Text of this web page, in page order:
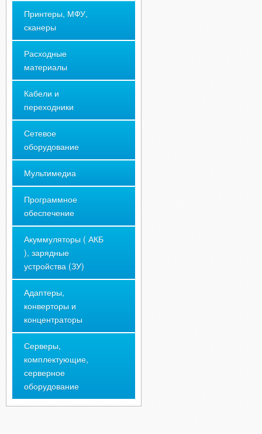
Принтеры, МФУ,
сканеры
Расходные
материалы
Кабели и
переходники
Сетевое
оборудование
Мультимедиа
Программное
обеспечение
Акуммуляторы ( АКБ
), зарядные
устройства (ЗУ)
Адаптеры,
конверторы и
концентраторы
Серверы,
комплектующие,
серверное
оборудование